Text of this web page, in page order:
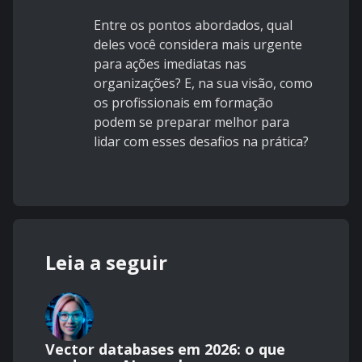
Entre os pontos abordados, qual
deles você considera mais urgente
para ações imediatas nas
organizações? E, na sua visão, como
os profissionais em formação
podem se preparar melhor para
lidar com esses desafios na prática?
Leia a seguir
Vector databases em 2026: o que